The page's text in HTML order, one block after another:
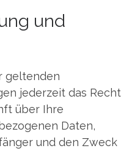
und
geltenden
jederzeit das Recht
über Ihre
Daten,
und den Zweck